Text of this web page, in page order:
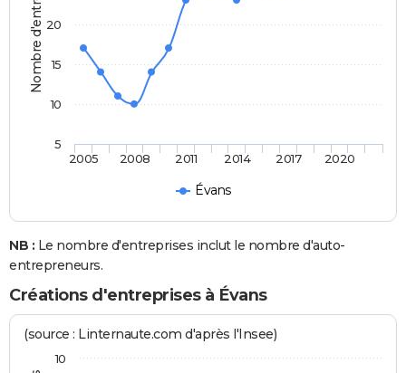
Évans
2005 2008 2011 2014 2017 2020
5
10
15
20
NB : Le nombre d'entreprises inclut le nombre d'auto-
entrepreneurs.
Créations d'entreprises à Évans
(source : Linternaute.com d'après l'Insee)
10